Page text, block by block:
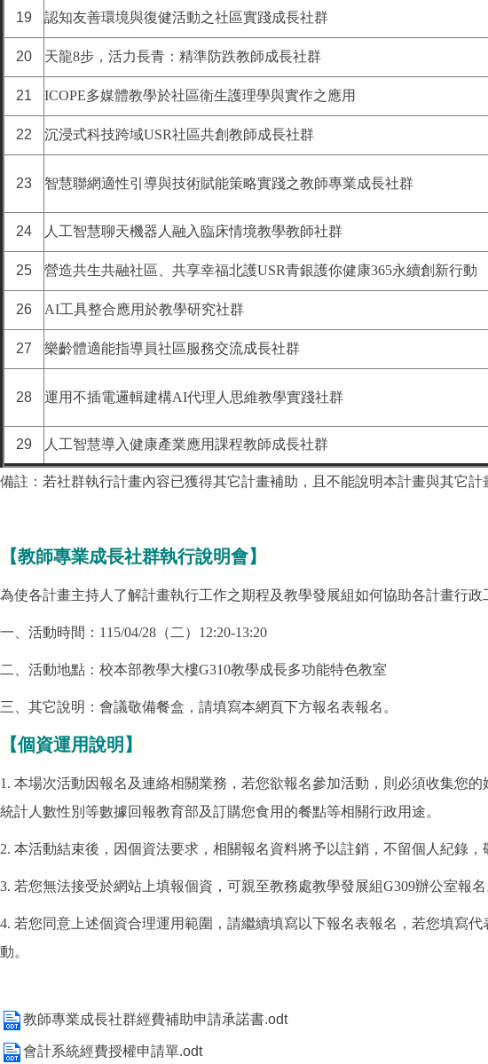
19 認知友善環境與復健活動之社區實踐成長社群
20 天龍8步，活力長青：精準防跌教師成長社群
21 ICOPE多媒體教學於社區衛生護理學與實作之應用
22 沉浸式科技跨域USR社區共創教師成長社群
23 智慧聯網適性引導與技術賦能策略實踐之教師專業成長社群
24 人工智慧聊天機器人融入臨床情境教學教師社群
25 營造共生共融社區、共享幸福北護USR青銀護你健康365永續創新行動
26 AI工具整合應用於教學研究社群
27 樂齡體適能指導員社區服務交流成長社群
28 運用不插電邏輯建構AI代理人思維教學實踐社群
29 人工智慧導入健康產業應用課程教師成長社群
備註： 若社群執行計畫內容已獲得其它計畫補助，且不能說明本計畫與其它
【教師專業成長社群執行說明會】
為使各計畫主持人了解計畫執行工作之期程及教學發展組如何協助各計畫行政
一、活動時間：115/04/28（二）12:20-13:20
二、活動地點：校本部教學大樓G310教學成長多功能特色教室
三、其它說明：會議敬備餐盒，請填寫本網頁下方報名表報名。
【個資運用說明 】
1. 本場次活動因報名及連絡相關業務，若您欲報名參加活動，則必須收集您
統計人數性別等數據回報教育部及訂購您食用的餐點等相關行政用途。
2. 本活動結束後，因個資法要求，相關報名資料將予以註銷，不留個人紀錄，
3. 若您無法接受於網站上填報個資，可親至教務處教學發展組G309辦公室報
4. 若您同意上述個資合理運用範圍，請繼續填寫以下報名表報名，若您填寫
動。
教師專業成長社群經費補助申請承諾書.odt
會計系統經費授權申請單.odt